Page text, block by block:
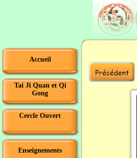
Accueil
Tai Ji Quan et Qi
Gong
Cercle Ouvert
Enseignements